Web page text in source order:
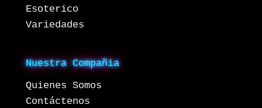
Esoterico
Variedades
Nuestra Compañia
Quienes Somos
Contáctenos